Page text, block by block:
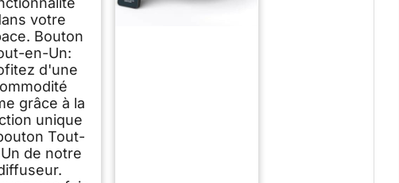
votre
Bouton
en-Un:
d'une
grâce à la
unique
Tout-
de notre